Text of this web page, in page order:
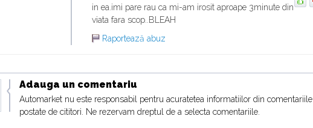
in ea.imi pare rau ca mi-am irosit aproape 3minute din
viata fara scop..BLEAH
Raportează abuz
Adauga un comentariu
Automarket nu este responsabil pentru acuratetea informatiilor din comentariile
postate de cititori. Ne rezervam dreptul de a selecta comentariile.